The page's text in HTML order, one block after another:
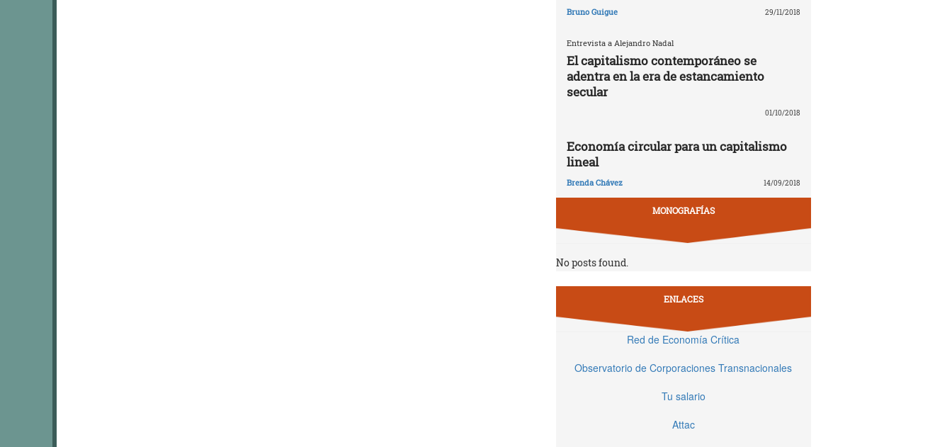
Bruno Guigue 29/11/2018
Entrevista a Alejandro Nadal
El capitalismo contemporáneo se
adentra en la era de estancamiento
secular
01/10/2018
Economía circular para un capitalismo
lineal
Brenda Chávez 14/09/2018
MONOGRAFÍAS
No posts found.
ENLACES
Red de Economía Crítica
Observatorio de Corporaciones Transnacionales
Tu salario
Attac